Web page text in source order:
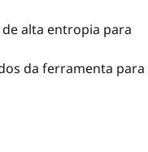
alta entropia para
da ferramenta para